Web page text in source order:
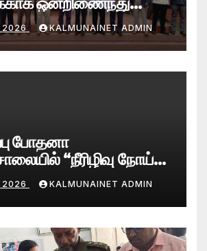
புதிய பேரவை; இந்திய
எடுத்துரைப்பு.!
2026 KALMUNAINET ADMIN
போதனா
“நீரிழிவு நோய்
Remission)
வெற்றிகரமாக ஆரம்பம்
2026 KALMUNAINET ADMIN